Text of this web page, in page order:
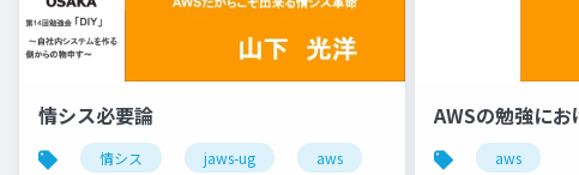
情シス必要論
情シス jaws-ug aws
AWSの勉強に
aws